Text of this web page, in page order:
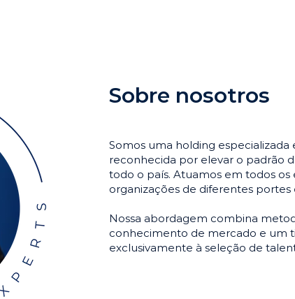
Sobre nosotros
Somos uma holding
reconhecida por elevar o padrão
todo o país. Atuamos em todos os
organizações de diferentes portes
Nossa abordagem combina
conhecimento de mercado e um
exclusivamente à seleção de